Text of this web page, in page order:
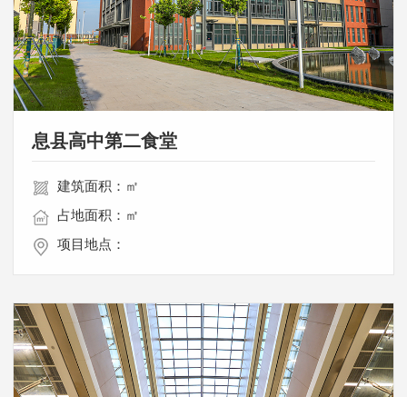
息县高中第二食堂
建筑面积：㎡
占地面积：㎡
项目地点：